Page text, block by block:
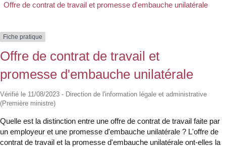
Offre de contrat de travail et promesse d'embauche unilatérale
Fiche pratique
Offre de contrat de travail et
promesse d'embauche unilatérale
Vérifié le 11/08/2023 - Direction de l'information légale et administrative
(Première ministre)
Quelle est la distinction entre une offre de contrat de travail faite par
un employeur et une promesse d'embauche unilatérale ? L'offre de
contrat de travail et la promesse d'embauche unilatérale ont-elles la